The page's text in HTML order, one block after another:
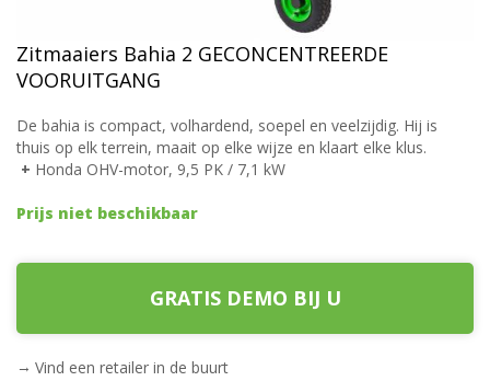
Zitmaaiers Bahia 2 GECONCENTREERDE
VOORUITGANG
De bahia is compact, volhardend, soepel en veelzijdig. Hij is
thuis op elk terrein, maait op elke wijze en klaart elke klus.
+ Honda OHV-motor, 9,5 PK / 7,1 kW
Prijs niet beschikbaar
GRATIS DEMO BIJ U
Vind een retailer in de buurt